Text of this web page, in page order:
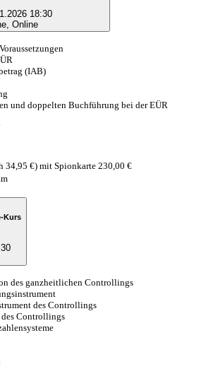
18:30
Online
(IAB)
und doppelten Buchführung bei der EÜR
34,95 €) mit Spionkarte 230,00 €
Kurs
des ganzheitlichen Controllings
des Controllings
Controllings